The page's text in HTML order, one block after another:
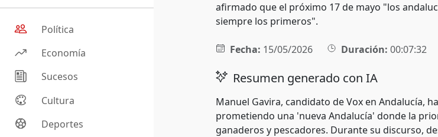
Política
Economía
Sucesos
Cultura
Deportes
afirmado que el próximo 17 de mayo "los
siempre los primeros".
Fecha: 15/05/2026 Duración: 00:07:32
Resumen generado con IA
Manuel Gavira, candidato de Vox en Andalucía,
prometiendo una 'nueva Andalucía' donde la
ganaderos y pescadores. Durante su discurso,